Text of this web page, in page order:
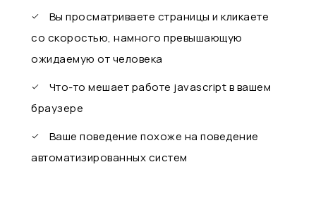
Вы просматриваете страницы и кликаете
со скоростью, намного превышающую
ожидаемую от человека
Что-то мешает работе javascript в вашем
браузере
Ваше поведение похоже на поведение
автоматизированных систем